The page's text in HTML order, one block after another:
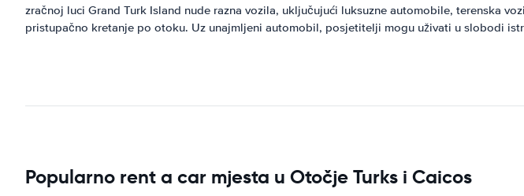
zračnoj luci Grand Turk Island nude razna vozila, uključujući luksuzne automobile, terenska
pristupačno kretanje po otoku. Uz unajmljeni automobil, posjetitelji mogu uživati ​​u slobodi
Popularno rent a car mjesta u Otočje Turks i Caicos